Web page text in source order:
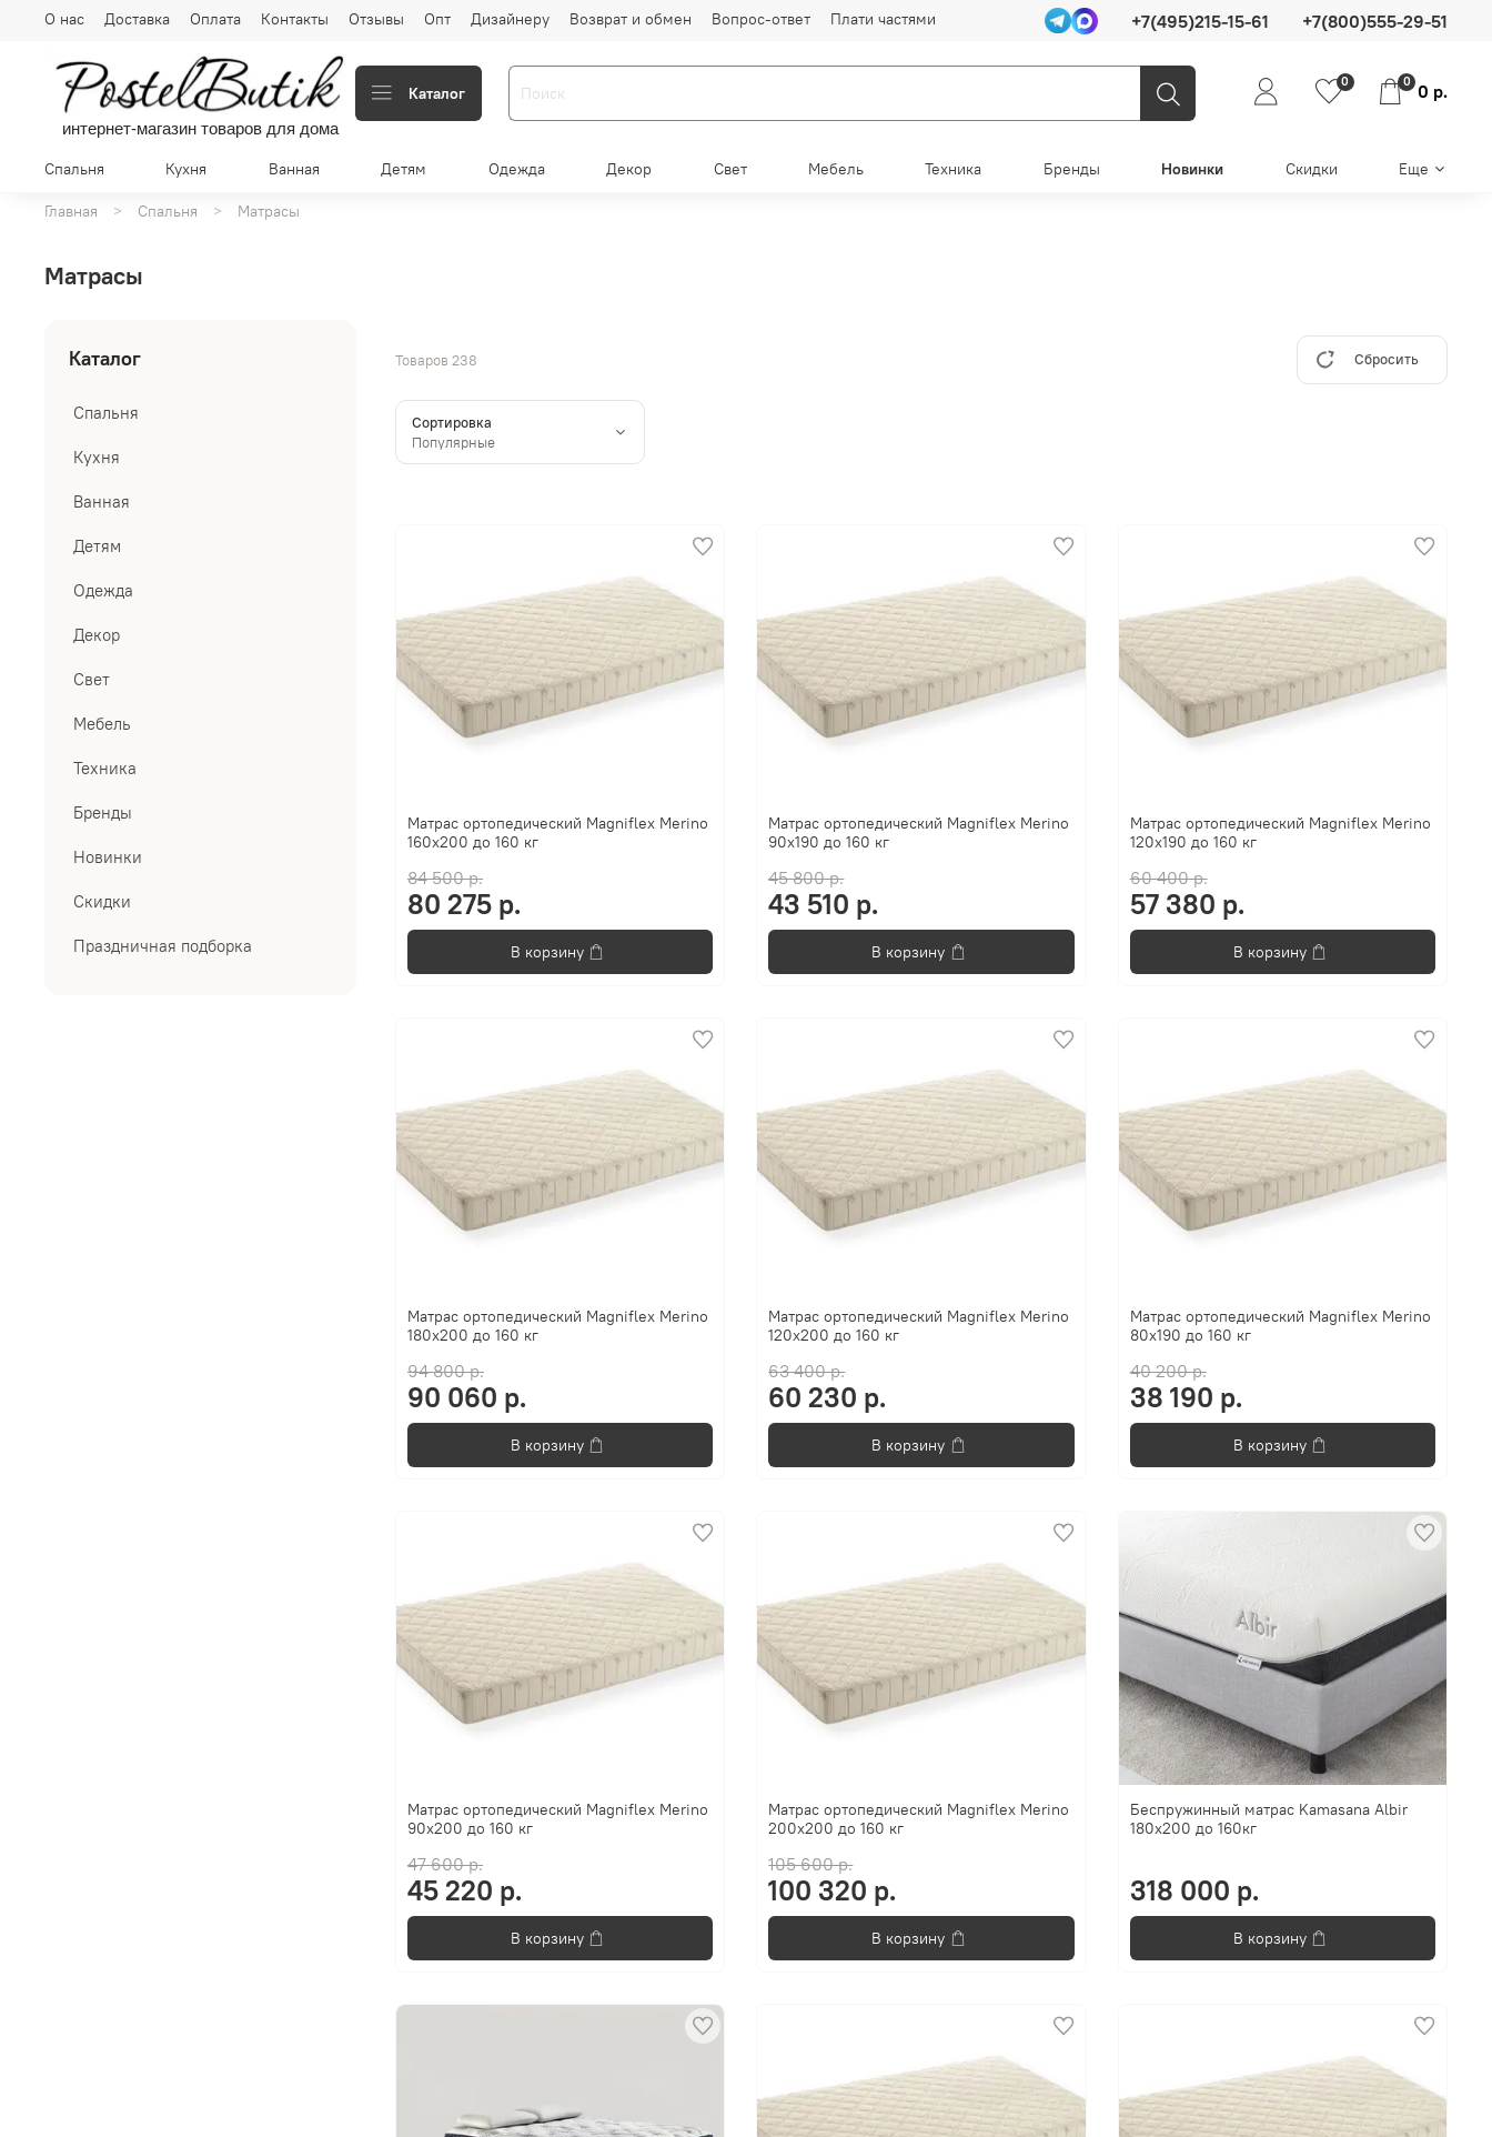
О нас Доставка Оплата Контакты Отзывы Опт Дизайнеру Возврат и обмен Вопрос-ответ Плати частями +7(495)215-15-61 +7(800)555-29-51
интернет-магазин товаров для дома
Каталог
0 0 0 р.
Спальня Кухня Ванная Детям Одежда Декор Свет Мебель Техника Бренды Новинки Скидки Еще
Главная Спальня Матрасы
Матрасы
Товаров 238 Сбросить
Сортировка
Матрас ортопедический Magniflex Merino
160x200 до 160 кг
84 500 р.
80 275 р.
В корзину
Матрас ортопедический Magniflex Merino
90x190 до 160 кг
45 800 р.
43 510 р.
В корзину
Матрас ортопедический Magniflex Merino
120x190 до 160 кг
60 400 р.
57 380 р.
В корзину
Матрас ортопедический Magniflex Merino
180x200 до 160 кг
94 800 р.
90 060 р.
В корзину
Матрас ортопедический Magniflex Merino
120x200 до 160 кг
63 400 р.
60 230 р.
В корзину
Матрас ортопедический Magniflex Merino
80x190 до 160 кг
40 200 р.
38 190 р.
В корзину
Матрас ортопедический Magniflex Merino
90x200 до 160 кг
47 600 р.
45 220 р.
В корзину
Матрас ортопедический Magniflex Merino
200x200 до 160 кг
105 600 р.
100 320 р.
В корзину
Беспружинный матрас Kamasana Albir
180x200 до 160кг
318 000 р.
В корзину
Каталог
Спальня
Кухня
Ванная
Детям
Одежда
Декор
Свет
Мебель
Техника
Бренды
Новинки
Скидки
Праздничная подборка